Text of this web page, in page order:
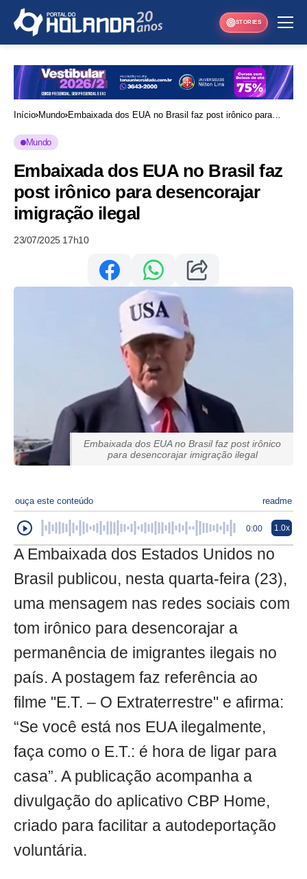
STORIES
Início Mundo Embaixada dos EUA no Brasil faz post irônico para
Mundo
Embaixada dos EUA no Brasil faz
post irônico para desencorajar
imigração ilegal
23/07/2025 17h10
Embaixada dos EUA no Brasil faz post irônico
para desencorajar imigração ilegal
ouça este conteúdo readme
0:00 1.0x
A Embaixada dos Estados Unidos no
Brasil publicou, nesta quarta-feira (23),
uma mensagem nas redes sociais com
tom irônico para desencorajar a
permanência de imigrantes ilegais no
país. A postagem faz referência ao
filme "E.T. – O Extraterrestre" e afirma:
“Se você está nos EUA ilegalmente,
faça como o E.T.: é hora de ligar para
casa”. A publicação acompanha a
divulgação do aplicativo CBP Home,
criado para facilitar a autodeportação
voluntária.